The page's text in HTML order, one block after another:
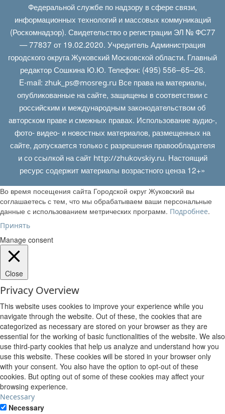
Федеральной службе по надзору в сфере связи,
информационных технологий и массовых коммуникаций
(Роскомнадзор). Свидетельство о регистрации ЭЛ № ФС77
— 77837 от 19.02.2020. Учредитель Администрация
городского округа Жуковский Московской области. Главный
редактор Сошкина Ю.Ю. Телефон: (495) 556–65–26.
E‑mail: zhuk_ps@mosreg.ruВсе права на материалы,
опубликованные на сайте, защищены в соответствии с
российским и международным законодательством об
авторском праве и смежных правах. Использование аудио-,
фото- видео- и новостных материалов, размещенных на
сайте, допускается только с разрешения правообладателя
и со ссылкой на сайт http://zhukovskiy.ru. Настоящий
ресурс содержит материалы возрастного ценза 12+»
Во время посещения сайта Городской округ Жуковский вы
соглашаетесь с тем, что мы обрабатываем ваши персональные
данные с использованием метрических программ. Подробнее.
Принять
Manage consent
Close
Privacy Overview
This website uses cookies to improve your experience while you
navigate through the website. Out of these, the cookies that are
categorized as necessary are stored on your browser as they are
essential for the working of basic functionalities of the website. We also
use third-party cookies that help us analyze and understand how you
use this website. These cookies will be stored in your browser only
with your consent. You also have the option to opt-out of these
cookies. But opting out of some of these cookies may affect your
browsing experience.
Necessary
Necessary